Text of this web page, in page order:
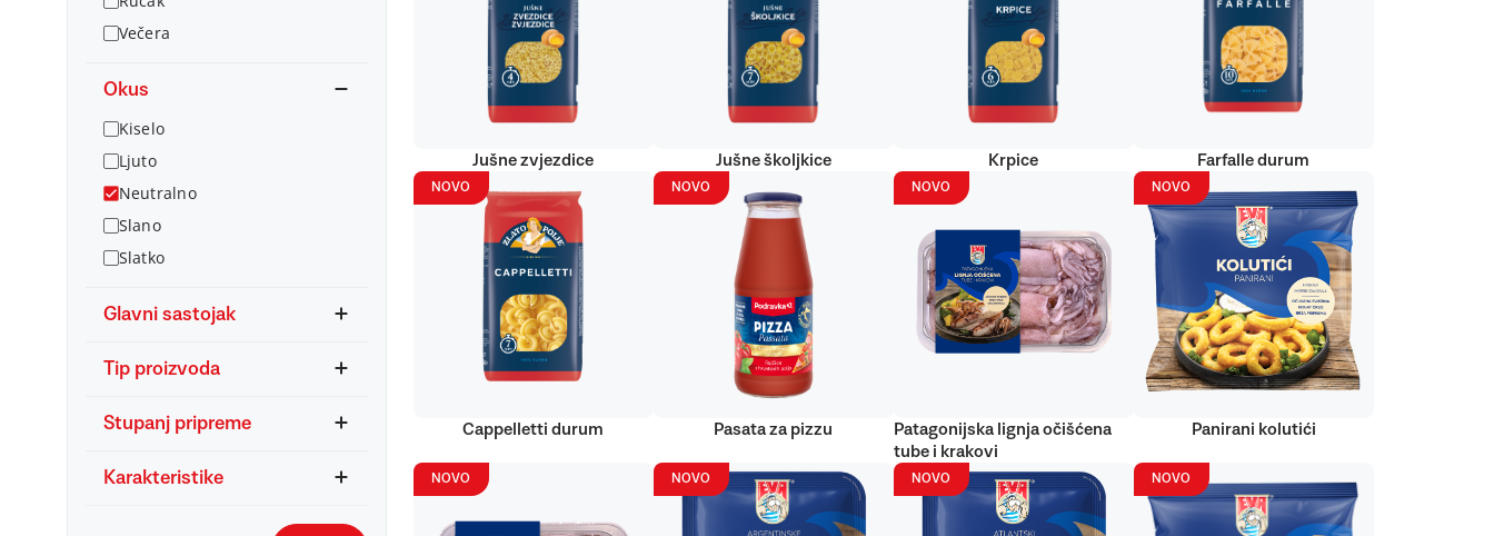
Večera
Okus
Kiselo
Ljuto
Neutralno
Slano
Slatko
Glavni sastojak
Tip proizvoda
Stupanj pripreme
Karakteristike
Jušne zvjezdice Jušne školjkice Krpice Farfalle durum
NOVO
Cappelletti durum
NOVO
Pasata za pizzu
NOVO
Patagonijska lignja očišćena
tube i krakovi
NOVO
Panirani kolutići
NOVO NOVO NOVO NOVO